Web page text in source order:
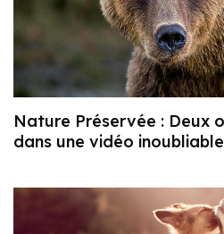
Nature Préservée : Deux
dans une vidéo